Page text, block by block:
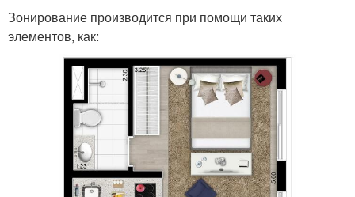
Зонирование производится при помощи таких
элементов, как: